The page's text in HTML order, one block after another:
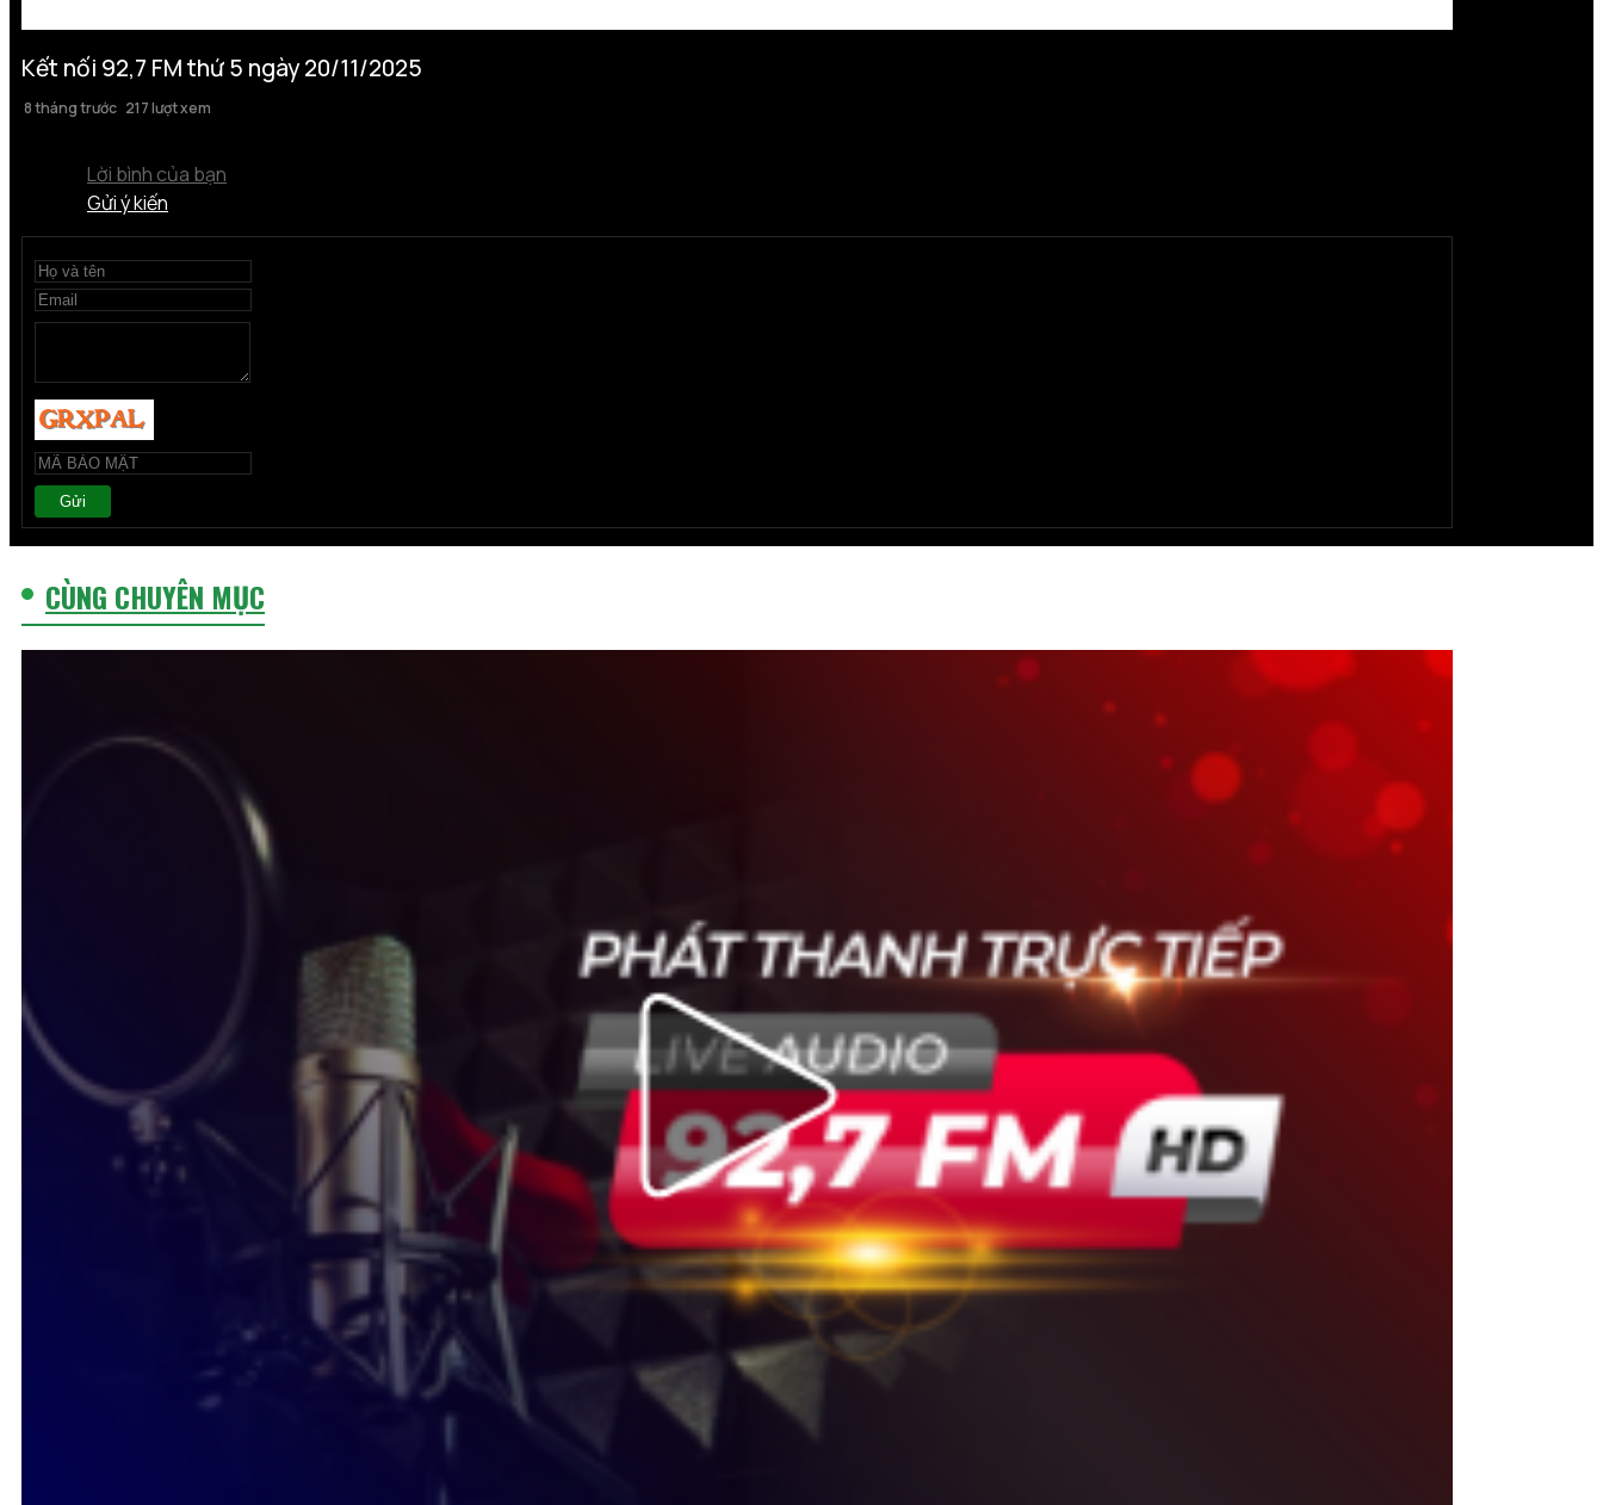
Kết nối 92,7 FM thứ 5 ngày 20/11/2025
8 tháng trước 217 lượt xem
Lời bình của bạn
Gửi ý kiến
Gửi
CÙNG CHUYÊN MỤC